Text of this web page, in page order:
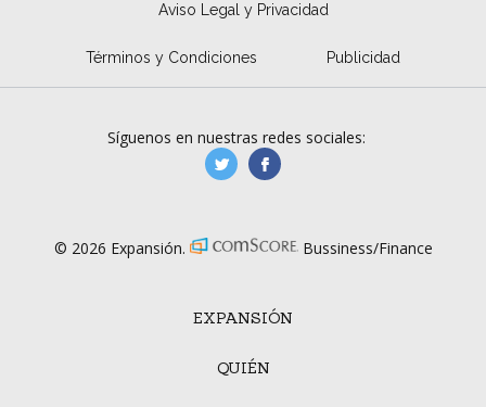
Aviso Legal y Privacidad
Términos y Condiciones Publicidad
EXPANSIÓN
QUIÉN
Síguenos en nuestras redes sociales:
manufacturaGE
© 2026 Expansión. Bussiness/Finance